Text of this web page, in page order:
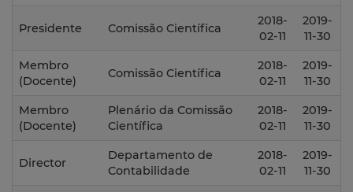
Presidente Comissão Científica
2018-
02-11
2019-
11-30
Membro
(Docente)
Comissão Científica
2018-
02-11
2019-
11-30
Membro
(Docente)
Plenário da Comissão
Científica
2018-
02-11
2019-
11-30
Director
Departamento de
Contabilidade
2018-
02-11
2019-
11-30